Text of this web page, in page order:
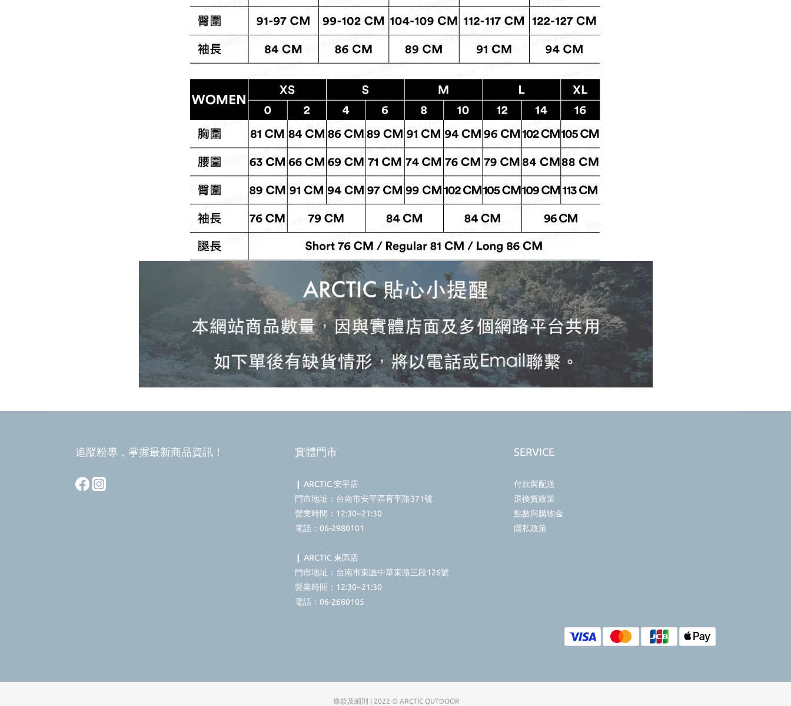
追蹤粉專，掌握最新商品資訊！ 實體門市
❙ ARCTIC 安平店
門市地址：台南市安平區育平路371號
營業時間：12:30~21:30
電話：06-2980101
❙ ARCTIC 東區店
門市地址：台南市東區中華東路三段126號
營業時間：12:30~21:30
電話：06-2680105
SERVICE
付款與配送
退換貨政策
點數與購物金
隱私政策
條款及細則 | 2022 © ARCTIC OUTDOOR